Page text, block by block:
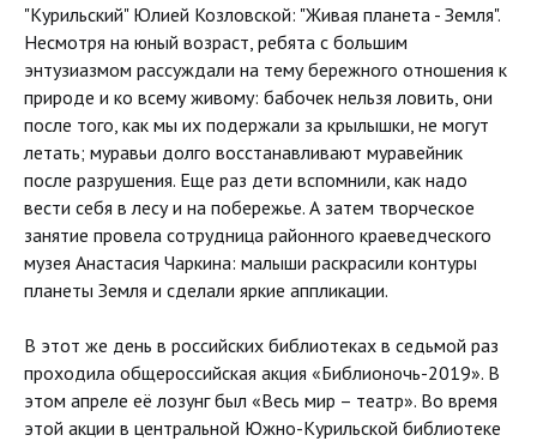
"Курильский" Юлией Козловской: "Живая планета - Земля".
Несмотря на юный возраст, ребята с большим
энтузиазмом рассуждали на тему бережного отношения к
природе и ко всему живому: бабочек нельзя ловить, они
после того, как мы их подержали за крылышки, не могут
летать; муравьи долго восстанавливают муравейник
после разрушения. Еще раз дети вспомнили, как надо
вести себя в лесу и на побережье. А затем творческое
занятие провела сотрудница районного краеведческого
музея Анастасия Чаркина: малыши раскрасили контуры
планеты Земля и сделали яркие аппликации.
В этот же день в российских библиотеках в седьмой раз
проходила общероссийская акция «Библионочь-2019». В
этом апреле её лозунг был «Весь мир – театр». Во время
этой акции в центральной Южно-Курильской библиотеке